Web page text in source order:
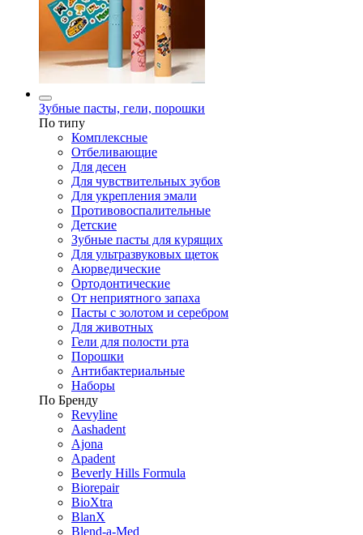
Зубные пасты, гели, порошки
По типу
Комплексные
Отбеливающие
Для десен
Для чувствительных зубов
Для укрепления эмали
Противовоспалительные
Детские
Зубные пасты для курящих
Для ультразвуковых щеток
Аюрведические
Ортодонтические
От неприятного запаха
Пасты с золотом и серебром
Для животных
Гели для полости рта
Порошки
Антибактериальные
Наборы
По Бренду
Revyline
Aashadent
Ajona
Apadent
Beverly Hills Formula
Biorepair
BioXtra
BlanX
Blend-a-Med